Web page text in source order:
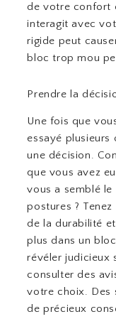
de votre confort
interagit avec
rigide peut
bloc trop mou
Prendre la
Une fois que
essayé
une décision.
que vous avez
vous a semblé
postures ?
de la durabilité
plus dans un
révéler judicieux
consulter des
votre choix. Des
de précieux